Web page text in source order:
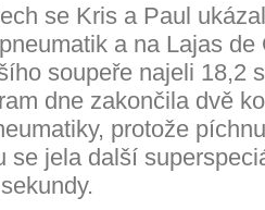
se Kris a Paul
a na Lajas
soupeře najeli 18,2
dne zakončila dvě
protože
se jela další